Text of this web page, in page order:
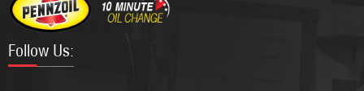
Follow Us: